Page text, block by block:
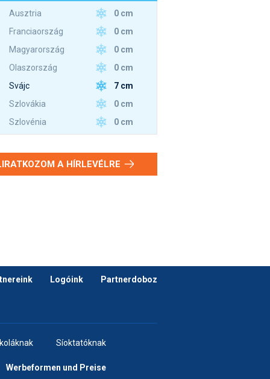
Ausztria
0 cm
Franciaország
0 cm
Magyarország
0 cm
Olaszország
0 cm
Svájc
7 cm
Szlovákia
0 cm
Szlovénia
0 cm
A HÍRLEVÉLRE
Logóink Partnerdoboz
Síoktatóknak
Werbeformen und Preise